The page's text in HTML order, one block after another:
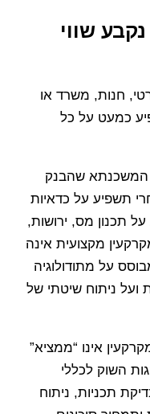
שווי
חנות, משרד או
כמעט על כל
המשכנתא שהבנק
תשפיע על כדאיות
תכנון מס, ירושות,
מקצועית אינה
על מתודולוגיה
ועל ניתוח שיטתי של
אינו “ממציא”
השוק לכללי
תכניות, ניתוח